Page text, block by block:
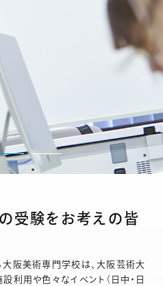
受験をお考えの皆
阪美術専門学校は、大阪芸術大
利用や色々なイベント（日中・日